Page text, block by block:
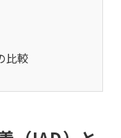
比較